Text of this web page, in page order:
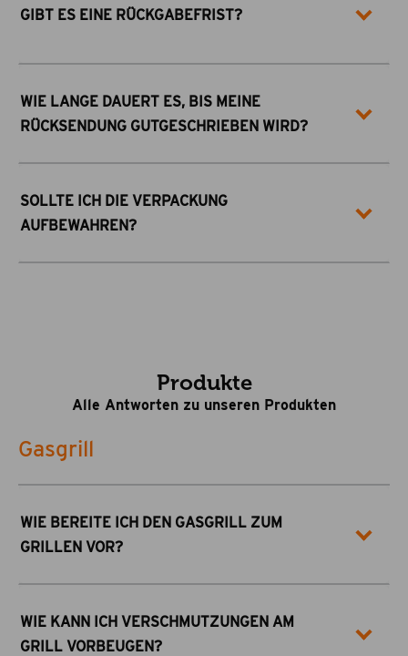
GIBT ES EINE RÜCKGABEFRIST?
WIE LANGE DAUERT ES, BIS MEINE
RÜCKSENDUNG GUTGESCHRIEBEN WIRD?
SOLLTE ICH DIE VERPACKUNG
AUFBEWAHREN?
Produkte
Alle Antworten zu unseren Produkten
Gasgrill
WIE BEREITE ICH DEN GASGRILL ZUM
GRILLEN VOR?
WIE KANN ICH VERSCHMUTZUNGEN AM
GRILL VORBEUGEN?